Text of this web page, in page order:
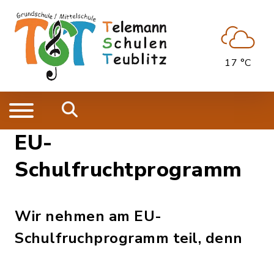
17 °C
EU-
Schulfruchtprogramm
Wir nehmen am EU-
Schulfruchprogramm teil, denn